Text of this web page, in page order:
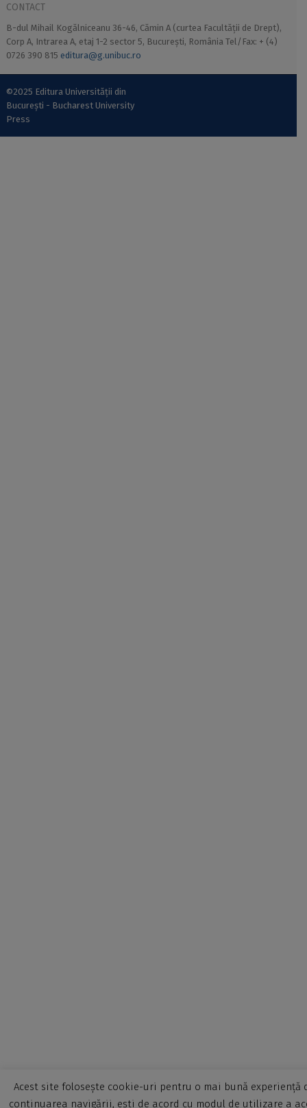
CONTACT
B-dul Mihail Kogălniceanu 36-46, Cămin A (curtea Facultății de Drept),
Corp A, Intrarea A, etaj 1-2 sector 5, București, România Tel/Fax: + (4)
0726 390 815 editura@g.unibuc.ro
©2025 Editura Universității din
București - Bucharest University
Press
Acest site folosește cookie-uri pentru o mai bună experiență
continuarea navigării, ești de acord cu modul de utilizare a